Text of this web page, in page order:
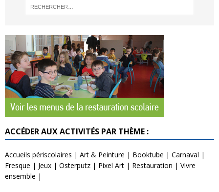
ACCÉDER AUX ACTIVITÉS PAR THÈME :
Accueils périscolaires | Art & Peinture | Booktube | Carnaval |
Fresque | Jeux | Osterputz | Pixel Art | Restauration | Vivre
ensemble |